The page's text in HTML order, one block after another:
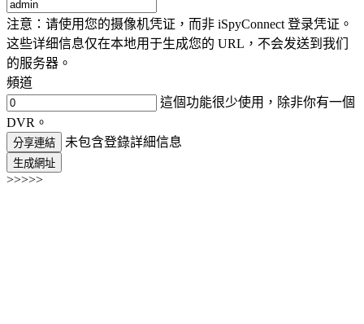
注意：请使用您的摄像机凭证，而非 iSpyConnect 登录凭证。
这些详细信息仅在本地用于生成您的 URL，不会发送到我们
的服务器。
頻道
這個功能很少使用，除非你有一個
DVR。
分享連結 未包含登錄詳細信息
生成網址
>>>>>